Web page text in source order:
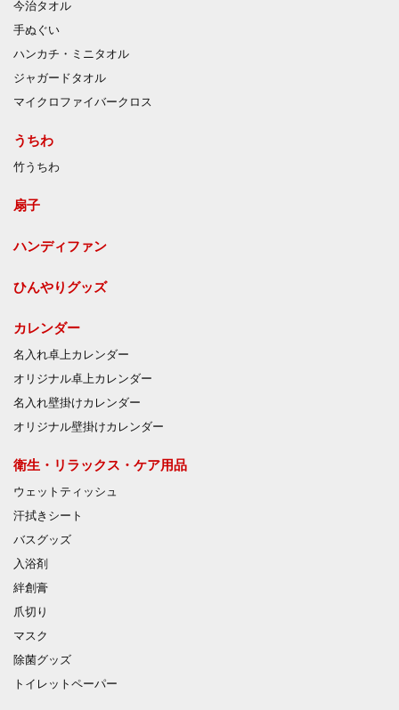
今治タオル
手ぬぐい
ハンカチ・ミニタオル
ジャガードタオル
マイクロファイバークロス
うちわ
竹うちわ
扇子
ハンディファン
ひんやりグッズ
カレンダー
名入れ卓上カレンダー
オリジナル卓上カレンダー
名入れ壁掛けカレンダー
オリジナル壁掛けカレンダー
衛生・リラックス・ケア用品
ウェットティッシュ
汗拭きシート
バスグッズ
入浴剤
絆創膏
爪切り
マスク
除菌グッズ
トイレットペーパー